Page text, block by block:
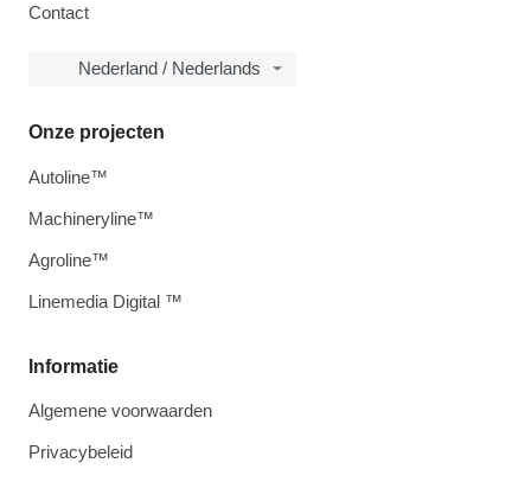
Contact
Nederland / Nederlands
Informatie
Algemene voorwaarden
Privacybeleid
Onze projecten
Autoline™
Machineryline™
Agroline™
Linemedia Digital ™